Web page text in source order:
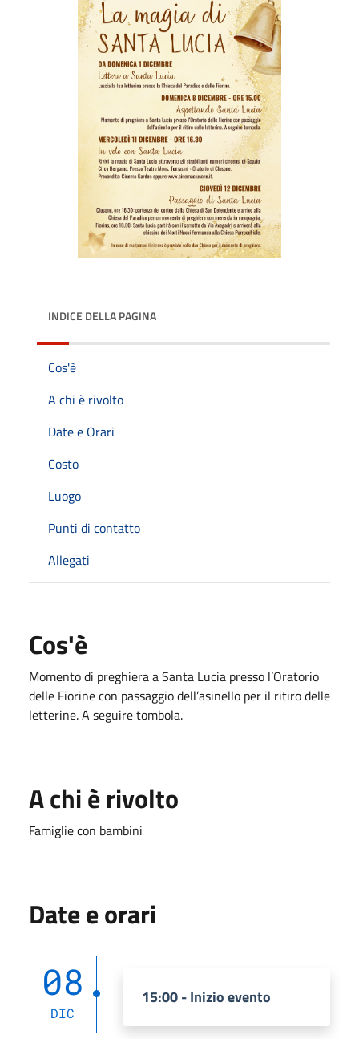
INDICE DELLA PAGINA
Cos'è
A chi è rivolto
Date e Orari
Costo
Luogo
Punti di contatto
Allegati
Cos'è
Momento di preghiera a Santa Lucia presso l’Oratorio
delle Fiorine con passaggio dell’asinello per il ritiro delle
letterine. A seguire tombola.
A chi è rivolto
Famiglie con bambini
Date e orari
08
DIC
15:00 - Inizio evento